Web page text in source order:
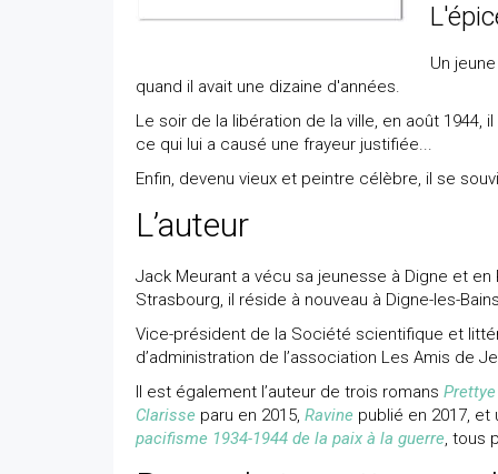
Un
quand il avait une dizaine d'années.
Le soir de la libération de la ville, en août 1944,
ce qui lui a causé une frayeur justifiée...
Enfin, devenu vieux et peintre célèbre, il se
L’auteur
Jack Meurant a vécu sa jeunesse à Digne et
Strasbourg, il réside à nouveau à Digne-les-
Vice-président de la Société scientifique et
d’administration de l’association Les Amis de
Il est également l’auteur de trois romans
Clarisse paru en 2015, Ravine publié en 2017,
pacifisme 1934-1944 de la paix à la guerre, tous